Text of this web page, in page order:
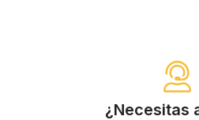
¿Necesitas